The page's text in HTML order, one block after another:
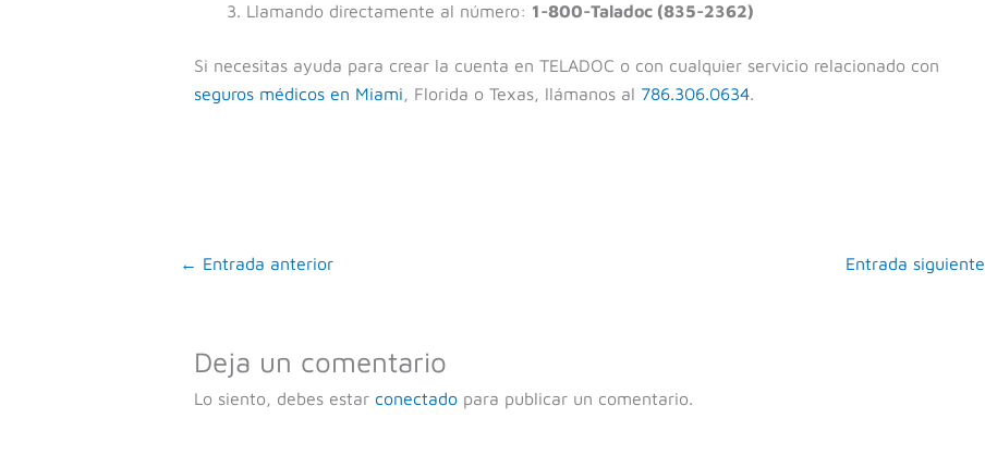
Llamando directamente al número: 1-800-Taladoc (835-2362)
Si necesitas ayuda para crear la cuenta en TELADOC o con cualquier servicio relacionado con
seguros médicos en Miami , Florida o Texas, llámanos al 786.306.0634.
← Entrada anterior Entrada siguiente
Deja un comentario
Lo siento, debes estar conectadopara publicar un comentario.